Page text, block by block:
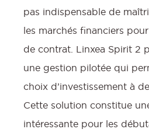
pas indispensable de
les marchés financiers
de contrat. Linxea Spirit 2
une gestion pilotée qui
choix d’investissement à
Cette solution constitue
intéressante pour les